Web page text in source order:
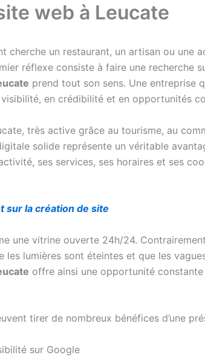
web à Leucate
cherche un restaurant, un artisan ou une
réflexe consiste à faire une recherche
prend tout son sens. Une entreprise
en crédibilité et en opportunités
très active grâce au tourisme, au
solide représente un véritable
ses services, ses horaires et ses
sur la création de site
une vitrine ouverte 24h/24.
les lumières sont éteintes et que les
offre ainsi une opportunité
tirer de nombreux bénéfices d’une
sur Google